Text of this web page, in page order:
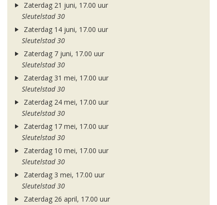
Zaterdag 21 juni, 17.00 uur
Sleutelstad 30
Zaterdag 14 juni, 17.00 uur
Sleutelstad 30
Zaterdag 7 juni, 17.00 uur
Sleutelstad 30
Zaterdag 31 mei, 17.00 uur
Sleutelstad 30
Zaterdag 24 mei, 17.00 uur
Sleutelstad 30
Zaterdag 17 mei, 17.00 uur
Sleutelstad 30
Zaterdag 10 mei, 17.00 uur
Sleutelstad 30
Zaterdag 3 mei, 17.00 uur
Sleutelstad 30
Zaterdag 26 april, 17.00 uur